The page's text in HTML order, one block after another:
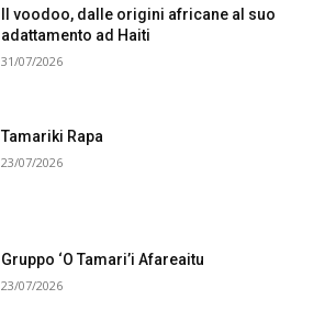
Il voodoo, dalle origini africane al suo
adattamento ad Haiti
31/07/2026
Tamariki Rapa
23/07/2026
Gruppo ‘O Tamari’i Afareaitu
23/07/2026